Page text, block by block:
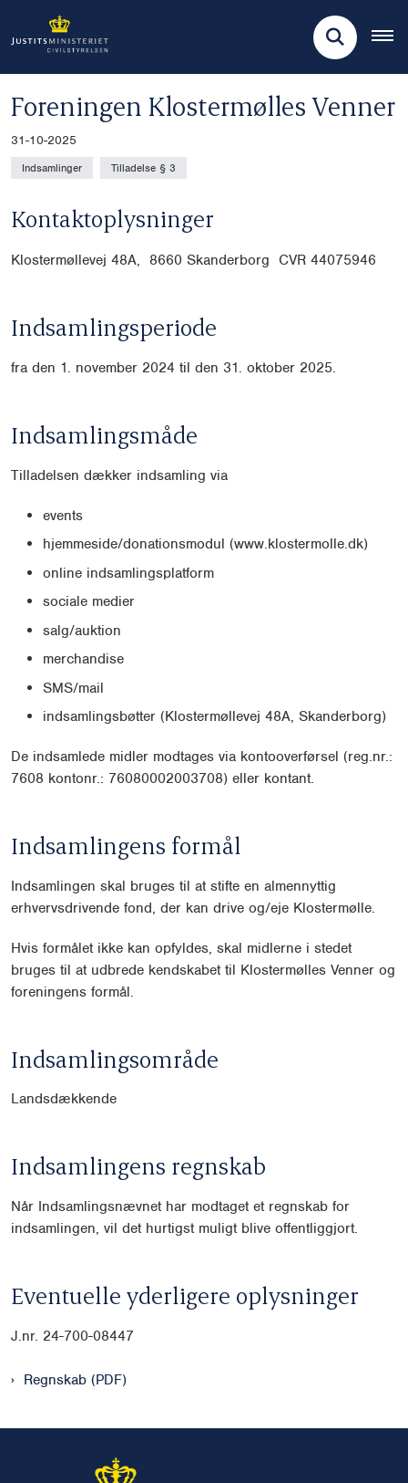
Foreningen Klostermølles Venner
31-10-2025
Indsamlinger Tilladelse § 3
Kontaktoplysninger
Klostermøllevej 48A, 8660 Skanderborg CVR 44075946
Indsamlingsperiode
fra den 1. november 2024 til den 31. oktober 2025.
Indsamlingsmåde
Tilladelsen dækker indsamling via
events
hjemmeside/donationsmodul (www.klostermolle.dk)
online indsamlingsplatform
sociale medier
salg/auktion
merchandise
SMS/mail
indsamlingsbøtter (Klostermøllevej 48A, Skanderborg)
De indsamlede midler modtages via kontooverførsel (reg.nr.:
7608 kontonr.: 76080002003708) eller kontant.
Indsamlingens formål
Indsamlingen skal bruges til at stifte en almennyttig
erhvervsdrivende fond, der kan drive og/eje Klostermølle.
Hvis formålet ikke kan opfyldes, skal midlerne i stedet
bruges til at udbrede kendskabet til Klostermølles Venner og
foreningens formål.
Indsamlingsområde
Landsdækkende
Indsamlingens regnskab
Når Indsamlingsnævnet har modtaget et regnskab for
indsamlingen, vil det hurtigst muligt blive offentliggjort.
Eventuelle yderligere oplysninger
J.nr. 24-700-08447
Regnskab (PDF)